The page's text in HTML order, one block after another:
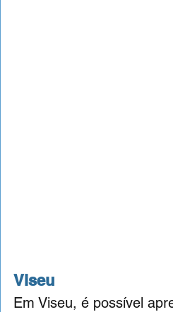
Viseu
Em Viseu, é possível